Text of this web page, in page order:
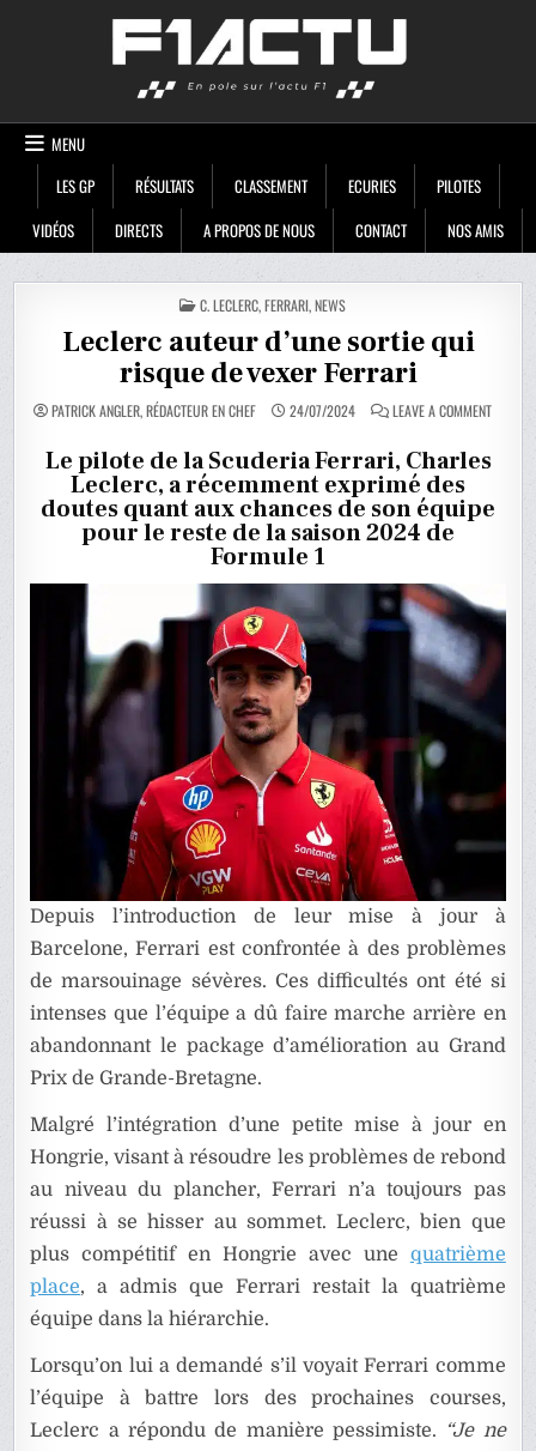
MENU
LES GP
RÉSULTATS CLASSEMENT ECURIES
PILOTES
VIDÉOS
DIRECTS A PROPOS DE NOUS CONTACT NOS AMIS
POSTED
IN
C. LECLERC,FERRARI,NEWS
Leclerc auteur d’une sortie qui
risque de vexer Ferrari
PATRICK ANGLER, RÉDACTEUR EN CHEF 24/07/2024 LEAVE A COMMENTON
LECLERC
D’UNE
SORTIE
DE
Le pilote de la Scuderia Ferrari, Charles
Leclerc, a récemment exprimé des
doutes quant aux chances de son équipe
pour le reste de la saison 2024 de
Formule 1
Depuis l’introduction de leur mise à jour à
Barcelone, Ferrari est confrontée à des problèmes
de marsouinage sévères. Ces difficultés ont été si
intenses que l’équipe a dû faire marche arrière en
abandonnant le package d’amélioration au Grand
Prix de Grande-Bretagne.
Malgré l’intégration d’une petite mise à jour en
Hongrie, visant à résoudre les problèmes de rebond
au niveau du plancher, Ferrari n’a toujours pas
réussi à se hisser au sommet. Leclerc, bien que
plus compétitif en Hongrie avec une quatrième
place, a admis que Ferrari restait la quatrième
équipe dans la hiérarchie.
Lorsqu’on lui a demandé s’il voyait Ferrari comme
l’équipe à battre lors des prochaines courses,
Leclerc a répondu de manière pessimiste.
“Je ne